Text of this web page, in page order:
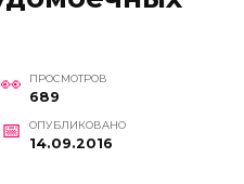
ПРОСМОТРОВ
689
ОПУБЛИКОВАНО
14.09.2016